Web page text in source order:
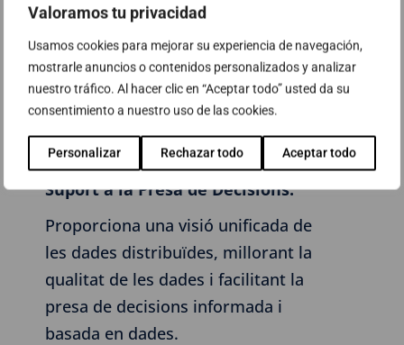
Valoramos tu privacidad
Usamos cookies para mejorar su experiencia de navegación,
mostrarle anuncios o contenidos personalizados y analizar
nuestro tráfico. Al hacer clic en “Aceptar todo” usted da su
consentimiento a nuestro uso de las cookies.
Personalizar Rechazar todo Aceptar todo
Suport a la Presa de Decisions:
Proporciona una visió unificada de
les dades distribuïdes, millorant la
qualitat de les dades i facilitant la
presa de decisions informada i
basada en dades.